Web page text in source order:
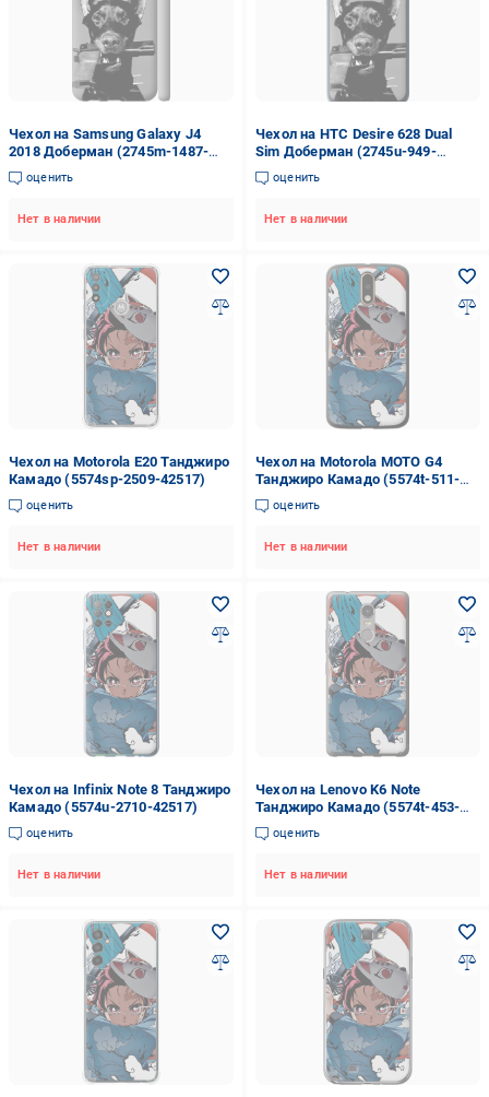
Чехол на Samsung Galaxy J4
2018 Доберман (2745m-1487-
42517)
оценить
Нет в наличии
Чехол на HTC Desire 628 Dual
Sim Доберман (2745u-949-
42517)
оценить
Нет в наличии
Чехол на Motorola E20 Танджиро
Камадо (5574sp-2509-42517)
оценить
Нет в наличии
Чехол на Motorola MOTO G4
Танджиро Камадо (5574t-511-
42517)
оценить
Нет в наличии
Чехол на Infinix Note 8 Танджиро
Камадо (5574u-2710-42517)
оценить
Нет в наличии
Чехол на Lenovo K6 Note
Танджиро Камадо (5574t-453-
42517)
оценить
Нет в наличии